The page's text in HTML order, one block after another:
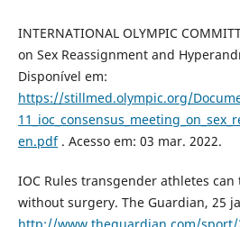
INTERNATIONAL OLYMPIC
on Sex Reassignment and
Disponível em:
https://stillmed.olympic.org/
en.pdf. Acesso em: 03 mar. 2022.
IOC Rules transgender athletes
without surgery. The Guardian, 25